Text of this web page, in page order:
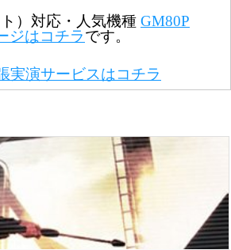
）対応・人気機種 GM80P
ジはコチラです。
実演サービスはコチラ